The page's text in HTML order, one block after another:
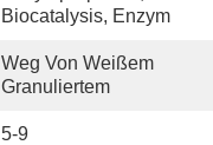
Biocatalysis, Enzym
Weg Von Weißem
Granuliertem
5-9